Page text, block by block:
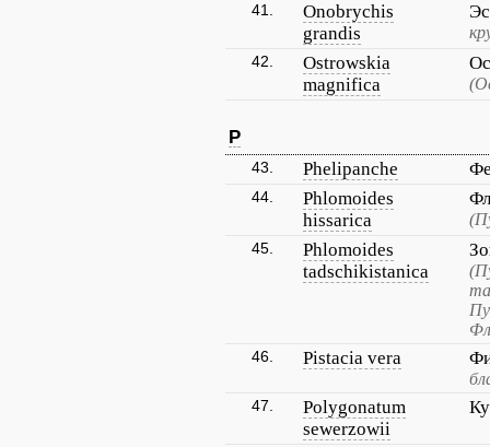
41.
Onobrychis
grandis
42.
Ostrowskia
magnifica
P
43. Phelipanche
44.
Phlomoides
hissarica
45.
Phlomoides
tadschikistanica
46. Pistacia vera
47.
Polygonatum
sewerzowii